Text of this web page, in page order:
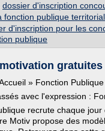
dossier d'inscription
fonction publique
d'inscription pour les
publique
» Fonction Publique
avec l'expression :
recrute chaque
Motiv propose des